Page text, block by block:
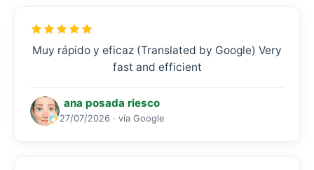
Muy rápido y eficaz (Translated by Google) Very
fast and efficient
ana posada riesco
27/07/2026 · vía Google